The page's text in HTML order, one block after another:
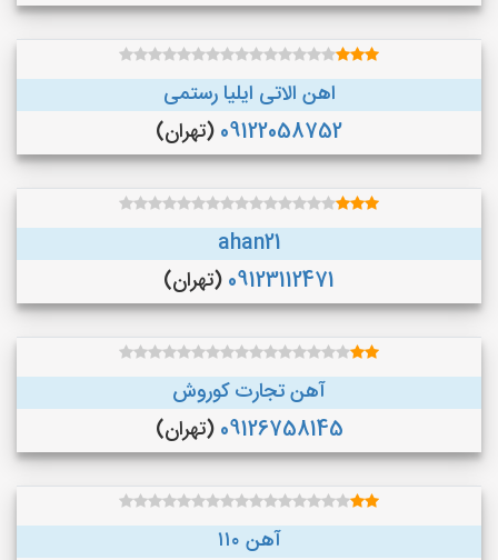
اهن الاتی ایلیا رستمی
09122058752 (تهران)
ahan21
09123112471 (تهران)
آهن تجارت کوروش
09126758145 (تهران)
آهن ۱۱۰